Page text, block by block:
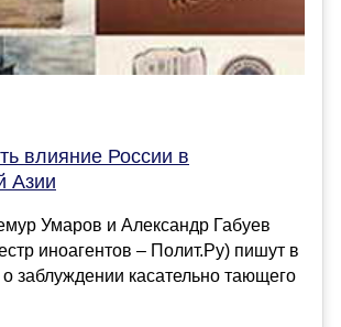
влияние России в
Азии
Умаров и Александр Габуев
иноагентов – Полит.Ру) пишут в
заблуждении касательно тающего